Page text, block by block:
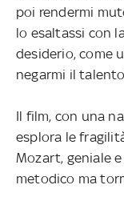
poi rendermi
lo esaltassi con
desiderio, come
negarmi il
Il film, con una
esplora le
Mozart, geniale
metodico ma